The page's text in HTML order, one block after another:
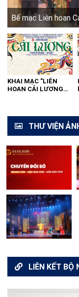
Bế mạc Liên hoan
KHAI MẠC "LIÊN
HOAN CẢI LƯƠNG
THƯ VIỆN
LIÊN KẾT BỘ